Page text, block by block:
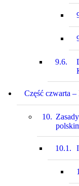
9.6.
Część czwarta
10.
10.1.